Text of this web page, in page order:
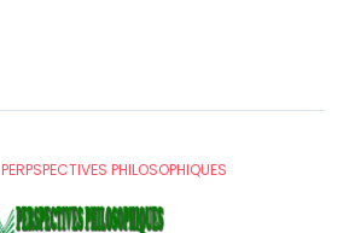
PERPSPECTIVES PHILOSOPHIQUES